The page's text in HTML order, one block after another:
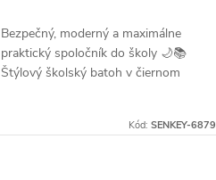
Bezpečný, moderný a maximálne
praktický spoločník do školy 🌙📚
Štýlový školský batoh v čiernom
premyslenú...
Kód:SENKEY-6879